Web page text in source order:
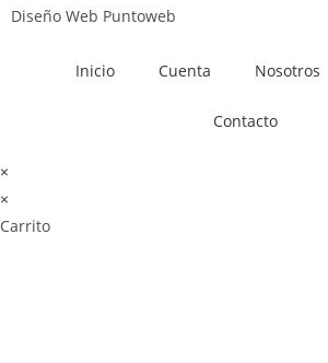
Diseño Web Puntoweb
Inicio Cuenta Nosotros
Contacto
×
×
Carrito